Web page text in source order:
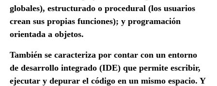
globales), estructurado o procedural (los usuarios
crean sus propias funciones); y programación
orientada a objetos.
También se caracteriza por contar con un entorno
de desarrollo integrado (IDE) que permite escribir,
ejecutar y depurar el código en un mismo espacio. Y